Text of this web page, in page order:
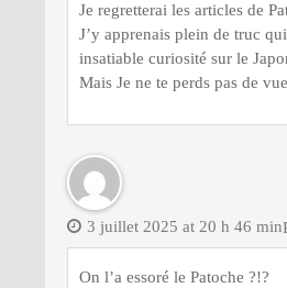
Je regretterai les articles de
J’y apprenais plein de truc
insatiable curiosité sur le
Mais Je ne te perds pas de
3 juillet 2025 at 20 h 46 min
On l’a essoré le Patoche ?!?